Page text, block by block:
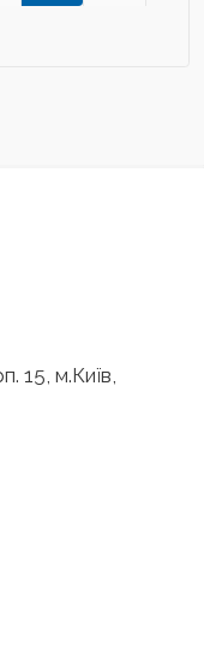
15, м.Київ,